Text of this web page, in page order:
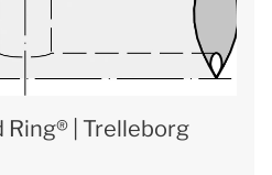
Ring® | Trelleborg